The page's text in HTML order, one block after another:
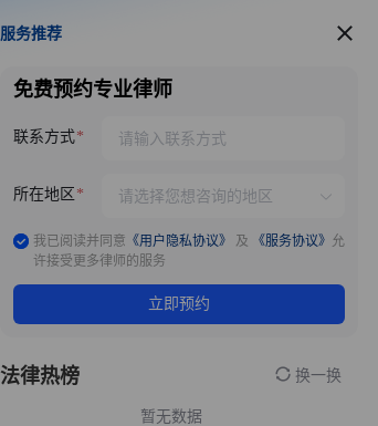
服务推荐
服务推荐
免费预约专业律师
联系方式
所在地区
我已阅读并同意 《用户隐私协议》 及 《服务协议》 允
许接受更多律师的服务
立即预约
法律热榜 换一换
暂无数据